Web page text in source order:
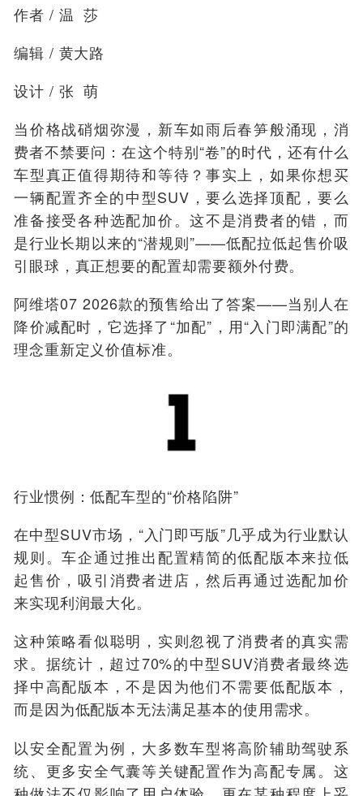
作者 / 温 莎
编辑 / 黄大路
设计 / 张 萌
当价格战硝烟弥漫，新车如雨后春笋般涌现，消
费者不禁要问：在这个特别“卷”的时代，还有什么
车型真正值得期待和等待？事实上，如果你想买
一辆配置齐全的中型SUV，要么选择顶配，要么
准备接受各种选配加价。这不是消费者的错，而
是行业长期以来的“潜规则”——低配拉低起售价吸
引眼球，真正想要的配置却需要额外付费。
阿维塔07 2026款的预售给出了答案——当别人在
降价减配时，它选择了“加配”，用“入门即满配”的
理念重新定义价值标准。
行业惯例：低配车型的“价格陷阱”
在中型SUV市场，“入门即丐版”几乎成为行业默认
规则。车企通过推出配置精简的低配版本来拉低
起售价，吸引消费者进店，然后再通过选配加价
来实现利润最大化。
这种策略看似聪明，实则忽视了消费者的真实需
求。据统计，超过70%的中型SUV消费者最终选
择中高配版本，不是因为他们不需要低配版本，
而是因为低配版本无法满足基本的使用需求。
以安全配置为例，大多数车型将高阶辅助驾驶系
统、更多安全气囊等关键配置作为高配专属。这